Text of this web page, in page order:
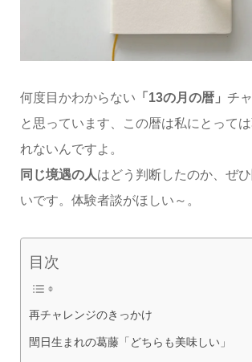
何度目かわからない 「13の月の暦」 チ
と思っています、この暦は私にとって
れないんですよ。
同じ境遇の人はどう判断したのか、ぜ
いです。体験者談がほしい～。
目次
再チャレンジのきっかけ
閏日生まれの葛藤「どちらも美味しい」